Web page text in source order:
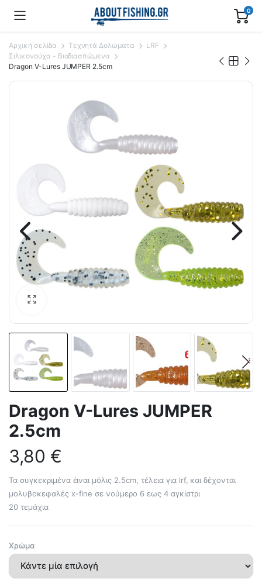
0
Αρχική σελίδα Τεχνητά Δολώματα
LRF
Σιλικονούχα - Βιοδιασπώμενα
Dragon V-Lures JUMPER 2.5cm
Dragon V-Lures JUMPER
2.5cm
3,80 €
Τα συγκεκριμένα έιναι μόλις 2.5cm, τέλεια για lrf, και δέχονται
μολυβοκεφαλές x-fine σε νούμερο 6 εως 4 αγκίστρι
20 τεμάχια
Χρώμα